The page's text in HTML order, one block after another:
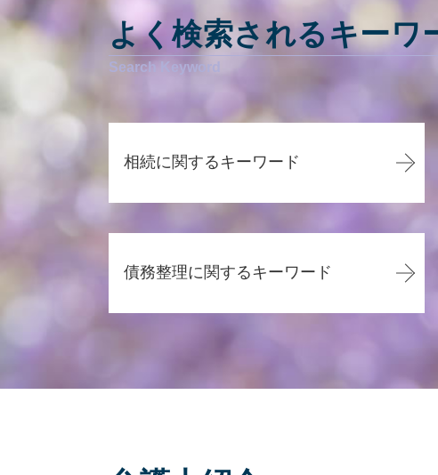
よく検索されるキーワ
相続に関するキーワード
遺産分割協議
公正証書遺言 証人
相続 放棄
相続 相談先
債務整理に関するキーワード